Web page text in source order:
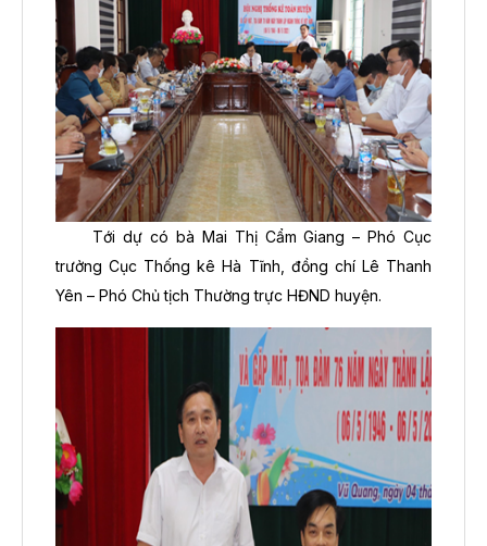
Tới dự có bà Mai Thị Cẩm Giang – Phó Cục
trưởng Cục Thống kê Hà Tĩnh, đồng chí Lê Thanh
Yên – Phó Chủ tịch Thường trực HĐND huyện.